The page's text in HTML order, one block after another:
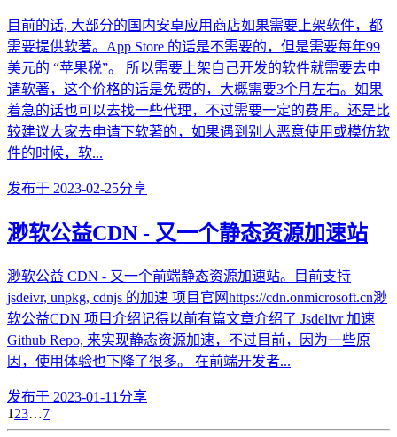
目前的话, 大部分的国内安卓应用商店如果需要上架软件，都
需要提供软著。App Store 的话是不需要的，但是需要每年99
美元的 “苹果税”。 所以需要上架自己开发的软件就需要去申
请软著，这个价格的话是免费的，大概需要3个月左右。如果
着急的话也可以去找一些代理，不过需要一定的费用。还是比
较建议大家去申请下软著的，如果遇到别人恶意使用或模仿软
件的时候，软...
发布于 2023-02-25分享
渺软公益CDN - 又一个静态资源加速站
渺软公益 CDN - 又一个前端静态资源加速站。目前支持
jsdeivr, unpkg, cdnjs 的加速 项目官网https://cdn.onmicrosoft.cn渺
软公益CDN 项目介绍记得以前有篇文章介绍了 Jsdelivr 加速
Github Repo, 来实现静态资源加速，不过目前，因为一些原
因，使用体验也下降了很多。 在前端开发者...
发布于 2023-01-11 分享
1 23…7